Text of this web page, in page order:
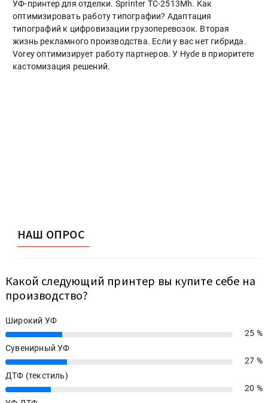
УФ-принтер для отделки. Sprinter ТС-2513Mh. Как
оптимизировать работу типографии? Адаптация
типографий к цифровизации грузоперевозок. Вторая
жизнь рекламного производства. Если у вас нет гибрида.
Vorey оптимизирует работу партнеров. У Hyde в приоритете
кастомизация решений.
НАШ ОПРОС
Какой следующий принтер вы купите себе на
производство?
Широкий УФ
25%
25 %
Сувенирный УФ
27%
27 %
ДТФ (текстиль)
20%
20 %